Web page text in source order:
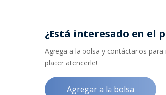
¿Está interesado en el
Agrega a la bolsa y contáctanos
placer atenderle!
Agregar a la bolsa